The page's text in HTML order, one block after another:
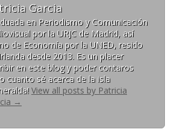
Garcia
en Periodismo y Comunicación
por la URJC de Madrid, así
de Economía por la UNED, resido
desde 2013. Es un placer
en este blog y poder contaros
cuanto sé acerca de la isla
View all posts by Patricia
→